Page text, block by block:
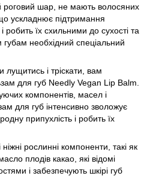
роговий шар, не мають волосяних
ускладнює підтримання
робить їх схильними до сухості та
необхідний спеціальний
лущитись і тріскати, вам
для губ Needly Vegan Lip Balm.
компонентів, масел і
для губ інтенсивно зволожує
припухлість і робить їх
рослинні компоненти, такі як
плодів какао, які відомі
і забезпечують шкірі губ